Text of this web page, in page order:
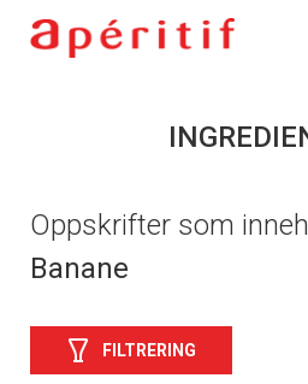
Oppskrifter som
Banane
FILTRERING